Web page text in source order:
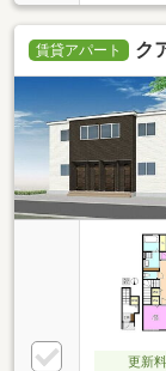
賃貸アパート ク
更新